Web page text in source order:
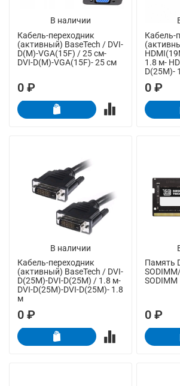
В наличии
Кабель-переходник
(активный) BaseTech / DVI-
D(M)-VGA(15F) / 25 см-
DVI-D(M)-VGA(15F)- 25 см
0 ₽
Кабель-
1.8 м-
D(25M)-
0 ₽
В наличии
Кабель-переходник
(активный) BaseTech / DVI-
D(25M)-DVI-D(25M) / 1.8 м-
DVI-D(25M)-DVI-D(25M)- 1.8
м
0 ₽
Память
SODIMM
0 ₽